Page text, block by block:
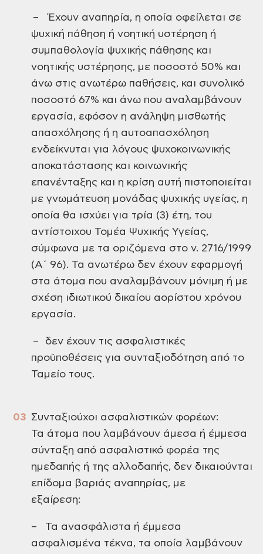
– Έχουν αναπηρία, η οποία οφείλεται σε
ψυχική πάθηση ή νοητική υστέρηση ή
συμπαθολογία ψυχικής πάθησης και
νοητικής υστέρησης, με ποσοστό 50% και
άνω στις ανωτέρω παθήσεις, και συνολικό
ποσοστό 67% και άνω που αναλαμβάνουν
εργασία, εφόσον η ανάληψη μισθωτής
απασχόλησης ή η αυτοαπασχόληση
ενδείκνυται για λόγους ψυχοκοινωνικής
αποκατάστασης και κοινωνικής
επανένταξης και η κρίση αυτή πιστοποιείται
με γνωμάτευση μονάδας ψυχικής υγείας, η
οποία θα ισχύει για τρία (3) έτη, του
αντίστοιχου Τομέα Ψυχικής Υγείας,
σύμφωνα με τα οριζόμενα στο ν. 2716/1999
(Α΄ 96). Τα ανωτέρω δεν έχουν εφαρμογή
στα άτομα που αναλαμβάνουν μόνιμη ή με
σχέση ιδιωτικού δικαίου αορίστου χρόνου
εργασία.
– δεν έχουν τις ασφαλιστικές
προϋποθέσεις για συνταξιοδότηση από το
Ταμείο τους.
Συνταξιούχοι ασφαλιστικών φορέων:
Τα άτομα που λαμβάνουν άμεσα ή έμμεσα
σύνταξη από ασφαλιστικό φορέα της
ημεδαπής ή της αλλοδαπής, δεν δικαιούνται
επίδομα βαριάς αναπηρίας, με
εξαίρεση:
– Τα ανασφάλιστα ή έμμεσα
ασφαλισμένα τέκνα, τα οποία λαμβάνουν